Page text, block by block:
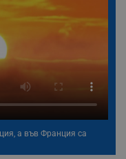
а във Франция са